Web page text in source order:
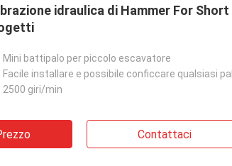
idraulica di Hammer For
Mini battipalo per piccolo escavatore
Facile installare e possibile conficcare qualsiasi
2500 giri/min
Contattaci